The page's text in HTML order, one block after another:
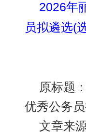
2026年
员拟遴选(
原标题
优秀公务
文章来